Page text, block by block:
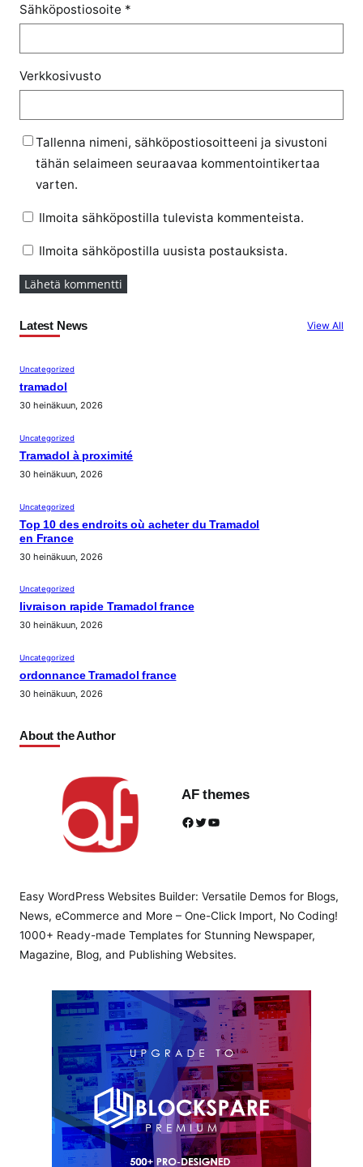
Sähköpostiosoite *
Verkkosivusto
Tallenna nimeni, sähköpostiosoitteeni ja sivustoni
tähän selaimeen seuraavaa kommentointikertaa
varten.
Ilmoita sähköpostilla tulevista kommenteista.
Ilmoita sähköpostilla uusista postauksista.
Latest News View All
Uncategorized
tramadol
30 heinäkuun, 2026
Uncategorized
Tramadol à proximité
30 heinäkuun, 2026
Uncategorized
Top 10 des endroits où acheter du Tramadol
en France
30 heinäkuun, 2026
Uncategorized
livraison rapide Tramadol france
30 heinäkuun, 2026
Uncategorized
ordonnance Tramadol france
30 heinäkuun, 2026
About the Author
AF themes
Facebook Twitter YouTube
Easy WordPress Websites Builder: Versatile Demos for Blogs,
News, eCommerce and More – One-Click Import, No Coding!
1000+ Ready-made Templates for Stunning Newspaper,
Magazine, Blog, and Publishing Websites.